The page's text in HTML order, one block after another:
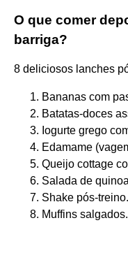
O que comer
barriga?
8 deliciosos lanches
Bananas com
Batatas-doces
Iogurte grego
Edamame
Queijo cottage
Salada de
Shake pós-
Muffins salgados.